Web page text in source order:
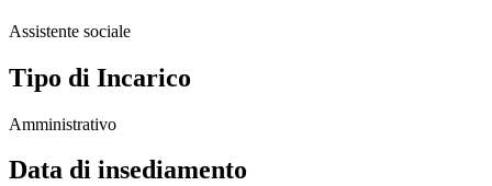
Assistente sociale
Tipo di Incarico
Amministrativo
Data di insediamento